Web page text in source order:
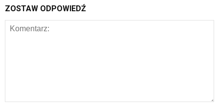
ZOSTAW ODPOWIEDŹ